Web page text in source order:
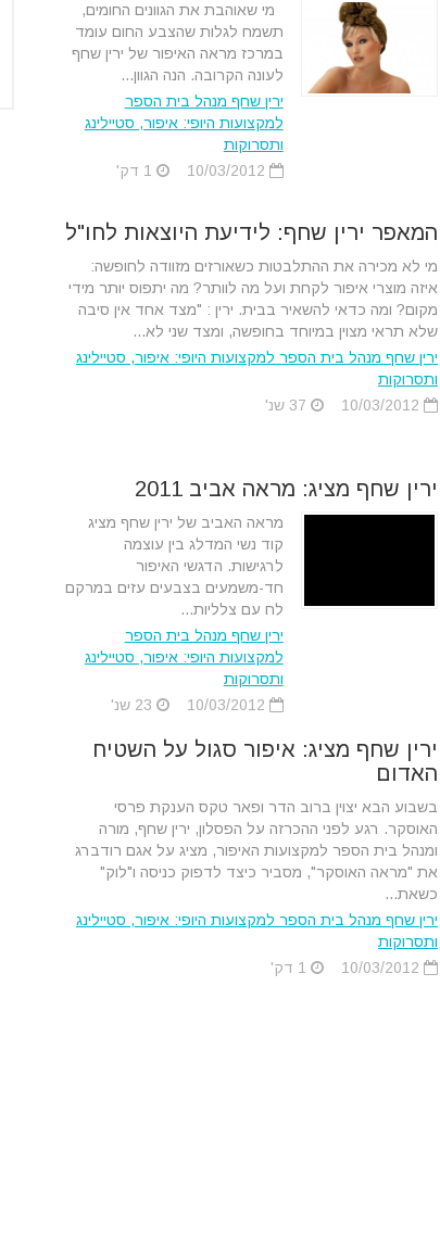
מי שאוהבת את הגוונים החומים,
תשמח לגלות שהצבע החום עומד
במרכז מראה האיפור של ירין שחף
לעונה הקרובה. הנה הגוון...
ירין שחף מנהל בית הספר
למקצועות היופי: איפור, סטיילינג
ותסרוקות
המאפר ירין שחף: לידיעת היוצאות לחו"ל
מי לא מכירה את ההתלבטות כשאורזים מזוודה לחופשה:
איזה מוצרי איפור לקחת ועל מה לוותר? מה יתפוס יותר מידי
מקום? ומה כדאי להשאיר בבית. ירין : "מצד אחד אין סיבה
שלא תראי מצוין במיוחד בחופשה, ומצד שני לא...
ירין שחף מנהל בית הספר למקצועות היופי: איפור, סטיילינג
ותסרוקות
ירין שחף מציג: מראה אביב 2011
מראה האביב של ירין שחף מציג
קוד נשי המדלג בין עוצמה
לרגישות. הדגשי האיפור
חד-משמעים בצבעים עזים במרקם
לח עם צלליות...
ירין שחף מנהל בית הספר
למקצועות היופי: איפור, סטיילינג
ותסרוקות
ירין שחף מציג: איפור סגול על השטיח
האדום
בשבוע הבא יצוין ברוב הדר ופאר טקס הענקת פרסי
האוסקר. רגע לפני ההכרזה על הפסלון, ירין שחף, מורה
ומנהל בית הספר למקצועות האיפור, מציג על אגם רודברג
את "מראה האוסקר", מסביר כיצד לדפוק כניסה ו"לוק"
כשאת...
ירין שחף מנהל בית הספר למקצועות היופי: איפור, סטיילינג
ותסרוקות